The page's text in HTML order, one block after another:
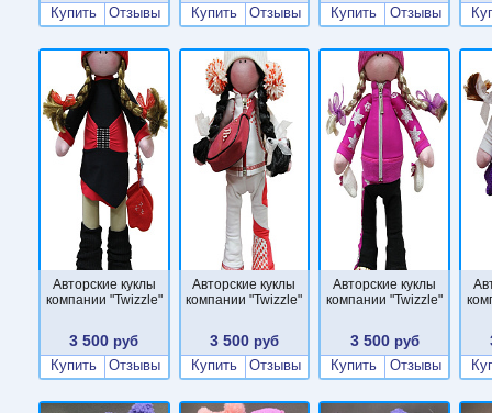
Купить
Отзывы
Купить
Отзывы
Купить
Отзывы
Авторские куклы
компании "Twizzle"
3 500 руб
Купить
Отзывы
Авторские куклы
компании "Twizzle"
3 500 руб
Купить
Отзывы
Авторские куклы
компании "Twizzle"
3 500руб
Купить
Отзывы